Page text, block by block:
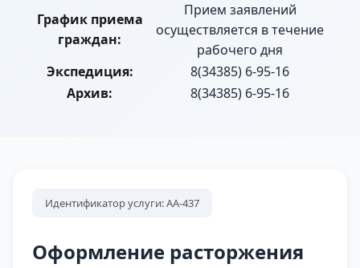
График приема
граждан:
Прием заявлений
осуществляется в течение
рабочего дня
Экспедиция:
8(34385) 6-95-16
Архив:
8(34385) 6-95-16
Идентификатор услуги: АА-437
Оформление расторжения